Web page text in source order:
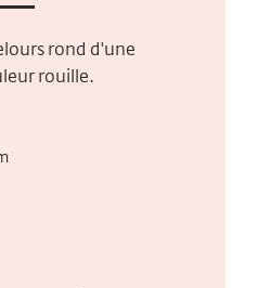
rond d'une
rouille.